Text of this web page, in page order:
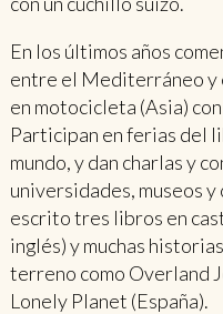
En los últimos años
entre el Mediterráneo y
en motocicleta (Asia)
Participan en ferias del
mundo, y dan charlas y
universidades, museos
escrito tres libros en
inglés) y muchas
terreno como Overland
Lonely Planet (España).